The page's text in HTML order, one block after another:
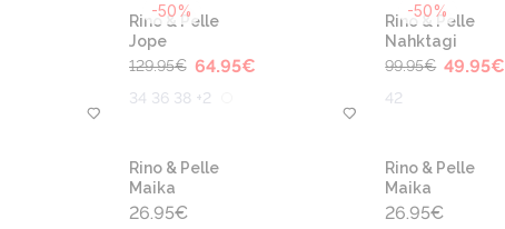
-50%
Rino & Pelle
Jope
129.95€ 64.95€
34 36 38 +2
-50%
Rino & Pelle
Nahktagi
99.95€ 49.95€
42
Rino & Pelle
Maika
26.95€
Rino & Pelle
Maika
26.95€